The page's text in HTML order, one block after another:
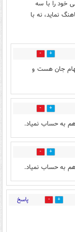
خود را با سه
نماید، نه با
5
جان هست و
2
به حساب نمیاد.
2
به حساب نمیاد.
4 پاسخ